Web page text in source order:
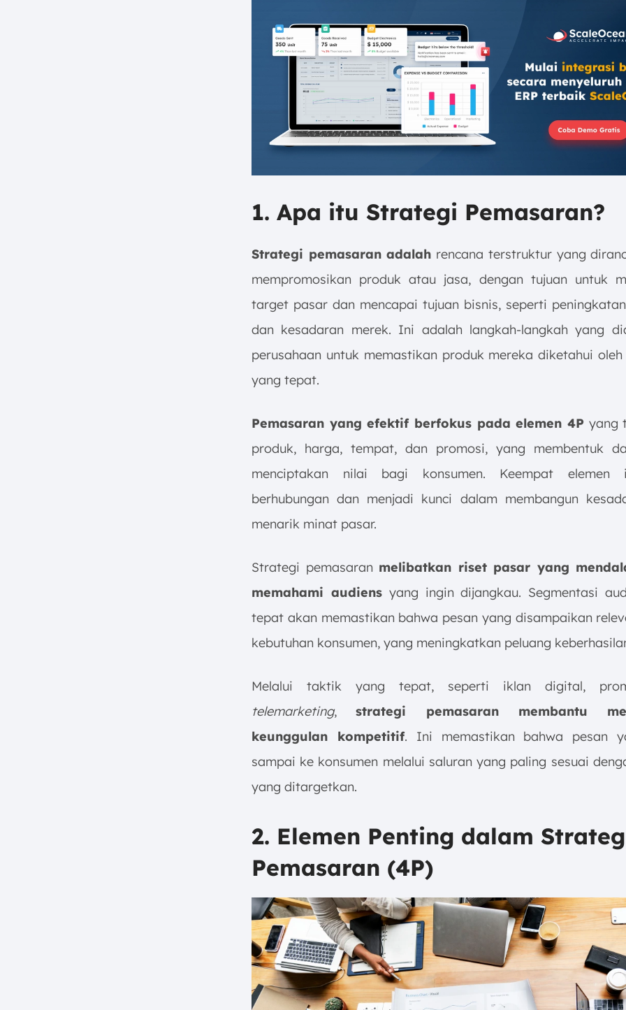
1. Apa itu Strategi Pemasaran?
Strategi pemasaran adalah rencana terstruktur yang
mempromosikan produk atau jasa, dengan tujuan untuk
target pasar dan mencapai tujuan bisnis, seperti
dan kesadaran merek. Ini adalah langkah-langkah yang
perusahaan untuk memastikan produk mereka diketahui oleh
yang tepat.
Pemasaran yang efektif berfokus pada elemen 4P yang
produk, harga, tempat, dan promosi, yang membentuk
menciptakan nilai bagi konsumen. Keempat elemen
berhubungan dan menjadi kunci dalam membangun
menarik minat pasar.
Strategi pemasaran melibatkan riset pasar yang
memahami audiensyang ingin dijangkau. Segmentasi
tepat akan memastikan bahwa pesan yang disampaikan
kebutuhan konsumen, yang meningkatkan peluang
Melalui taktik yang tepat, seperti iklan digital,
telemarketing,strategi pemasaran membantu
keunggulan kompetitif. Ini memastikan bahwa pesan
sampai ke konsumen melalui saluran yang paling sesuai
yang ditargetkan.
2. Elemen Penting dalam
Pemasaran (4P)